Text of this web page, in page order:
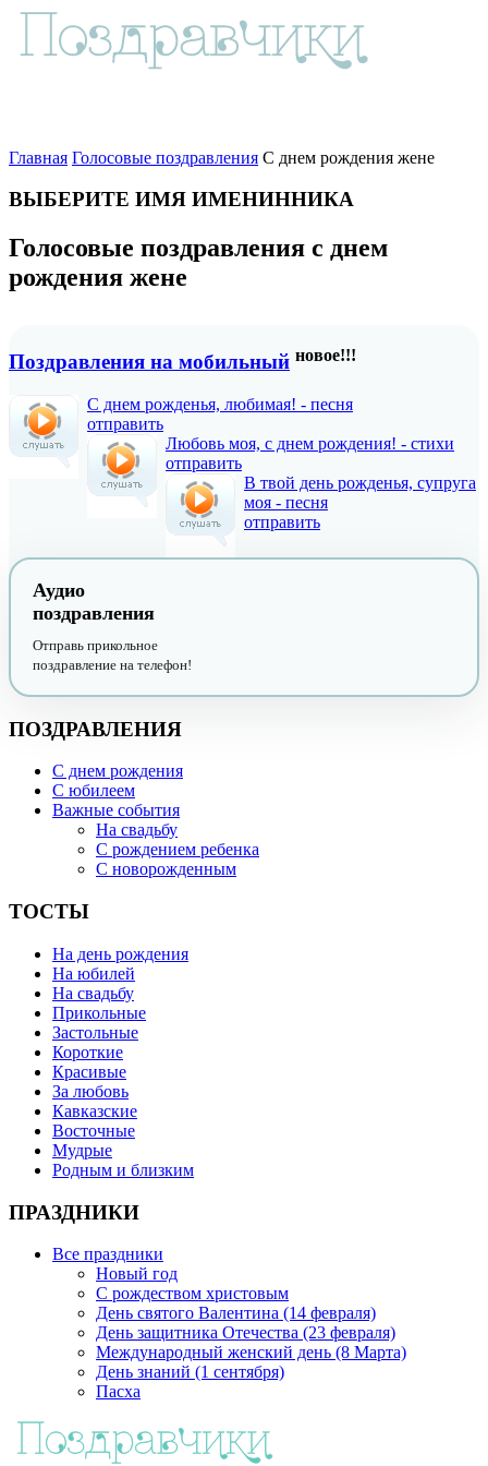
Главная Голосовые поздравления С днем рождения жене
ВЫБЕРИТЕ ИМЯ ИМЕНИННИКА
Голосовые поздравления с днем
рождения жене
Поздравления на мобильный новое!!!
С днем рожденья, любимая! - песня
отправить
Любовь моя, с днем рождения! - стихи
отправить
В твой день рожденья, супруга
моя - песня
отправить
Аудио
поздравления
Отправь прикольное
поздравление на телефон!
ПОЗДРАВЛЕНИЯ
С днем рождения
С юбилеем
Важные события
На свадьбу
С рождением ребенка
С новорожденным
ТОСТЫ
На день рождения
На юбилей
На свадьбу
Прикольные
Застольные
Короткие
Красивые
За любовь
Кавказские
Восточные
Мудрые
Родным и близким
ПРАЗДНИКИ
Все праздники
Новый год
С рождеством христовым
День святого Валентина (14 февраля)
День защитника Отечества (23 февраля)
Международный женский день (8 Марта)
День знаний (1 сентября)
Пасха